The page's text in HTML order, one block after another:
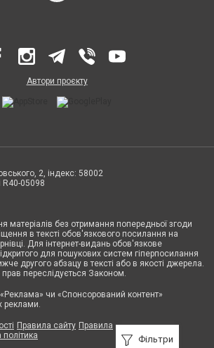
Фільтри
Автори проєкту
2, індекс: 58002
R40-05098
матеріалів без отримання попередньої згоди
в тексті обов'язкового посилання на
Для інтернет-видань обов'язкове
для пошукових систем гіперпосилання
другого абзацу в тексті або в якості джерела.
переслідується Законом.
чи «Спонсорований контент»
реклами.
Правила сайту Правила